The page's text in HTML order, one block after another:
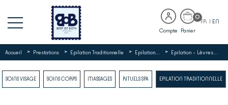
Compte
0
Panier
FR | EN
Accueil > Prestations > Epilation Traditionnelle > Epilation... > Epilation - Lèvres...
SOINS VISAGE SOINS CORPS MASSAGES RITUELS SPA EPILATION TRADITIONNELLE